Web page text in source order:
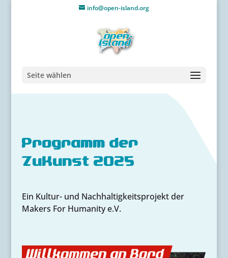
info@open-island.org
Seite wählen
Programm der
ZuKunst 2025
Ein Kultur- und Nachhaltigkeitsprojekt der
Makers For Humanity e.V.